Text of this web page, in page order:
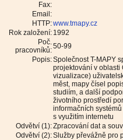
Fax:
Email:
HTTP:www.tmapy.cz
Rok založení: 1992
Poč.
pracovníků:50-99
Popis:Společnost T-MAPY
projektování v oblasti
vizualizace)
měst, mapy čísel
studiím, a další
životního prostředí
informačních
s využitím internetu
Odvětví (1):Zpracování dat a
Odvětví (2):Služby převážně pro